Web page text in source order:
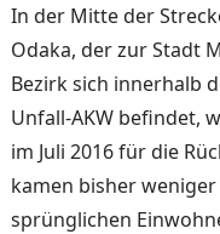
In der Mitte der
Odaka, der zur Stadt
Bezirk sich innerhalb
Unfall-AKW befindet,
im Juli 2016 für die
kamen bisher
sprünglichen